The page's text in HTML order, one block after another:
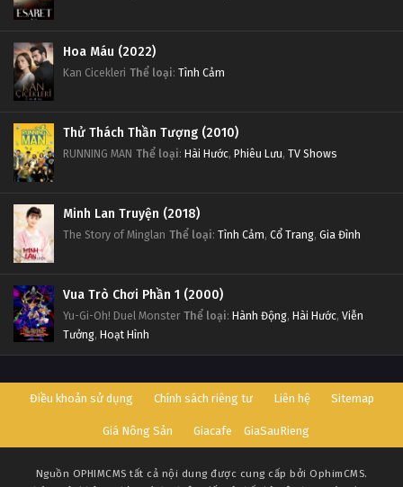
Hoa Máu (2022)
Kan Cicekleri Thể loại: Tình Cảm
Thử Thách Thần Tượng (2010)
RUNNING MAN Thể loại: Hài Hước, Phiêu Lưu, TV Shows
Minh Lan Truyện (2018)
The Story of Minglan Thể loại: Tình Cảm, Cổ Trang, Gia Đình
Vua Trò Chơi Phần 1 (2000)
Yu-Gi-Oh! Duel Monster Thể loại: Hành Động, Hài Hước, Viễn
Tưởng, Hoạt Hình
Điều khoản sử dụng Chính sách riêng tư Liên hệ Sitemap
Giá Nông Sản Giacafe GiaSauRieng
Nguồn OPHIMCMS tất cả nội dung được cung cấp bởi OphimCMS.